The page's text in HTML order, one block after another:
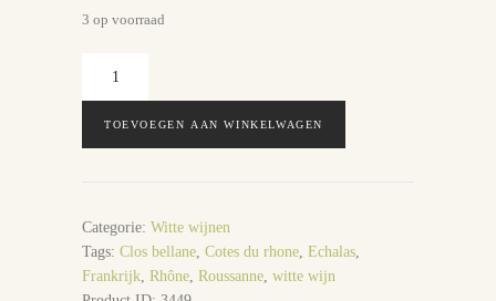
3 op voorraad
TOEVOEGEN AAN WINKELWAGEN
Categorie: Witte wijnen
Tags: Clos bellane Cotes du rhone Echalas
Frankrijk Rhône Roussanne witte wijn